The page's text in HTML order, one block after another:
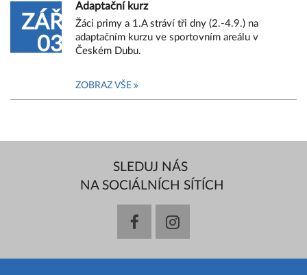
ZÁŘ
03
Adaptační kurz
Žáci primy a 1.A stráví tři dny (2.-4.9.) na
adaptačním kurzu ve sportovním areálu v
Českém Dubu.
ZOBRAZ VŠE
SLEDUJ NÁS
NA SOCIÁLNÍCH SÍTÍCH
facebookinstagram